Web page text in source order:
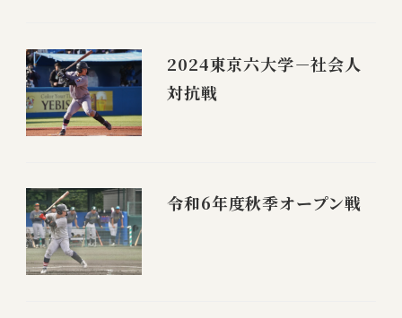
2024東京六大学－社会人
対抗戦
令和6年度秋季オープン戦